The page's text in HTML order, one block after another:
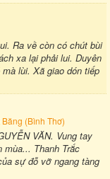
Ra về còn có chút bùi
xa lại phải lui. Duyên
lùi. Xã giao dón tiếp
Băng (Bình Thơ)
VĂN. Vung tay
mùa... Thanh Trắc
sự đỗ vỡ ngang tàng